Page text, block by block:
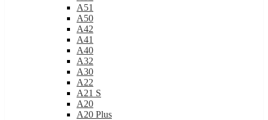
A51
A50
A42
A41
A40
A32
A30
A22
A21 S
A20
A20 Plus